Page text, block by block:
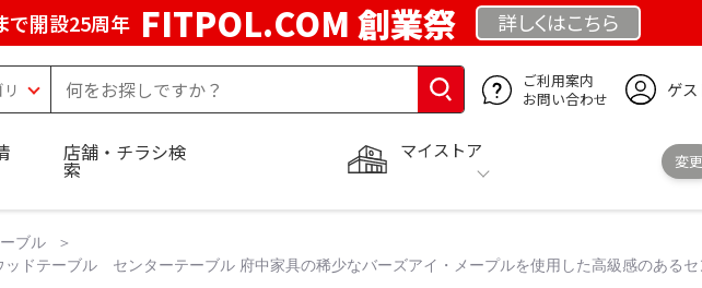
で開設25周年 FITPOL.COM 創業祭 詳しくはこちら
ご利用案内
お問い合わせ
ゲ
マイストア
変更
店舗・チラシ検
索
ブル
テーブル センターテーブル 府中家具の稀少なバーズアイ・メープルを使用した高級感のあるセ